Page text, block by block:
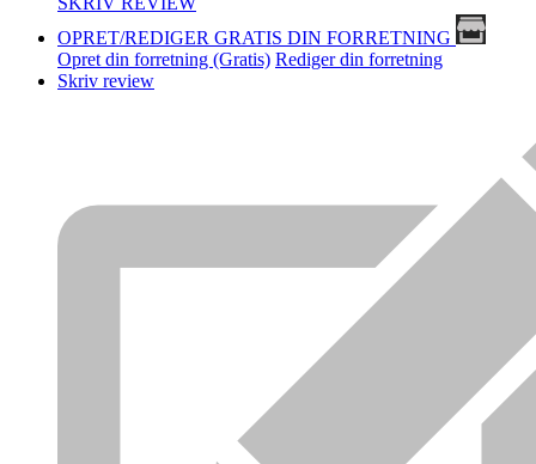
OPRET/REDIGER GRATIS DIN FORRETNING
Opret din forretning (Gratis) Rediger din forretning
Skriv review